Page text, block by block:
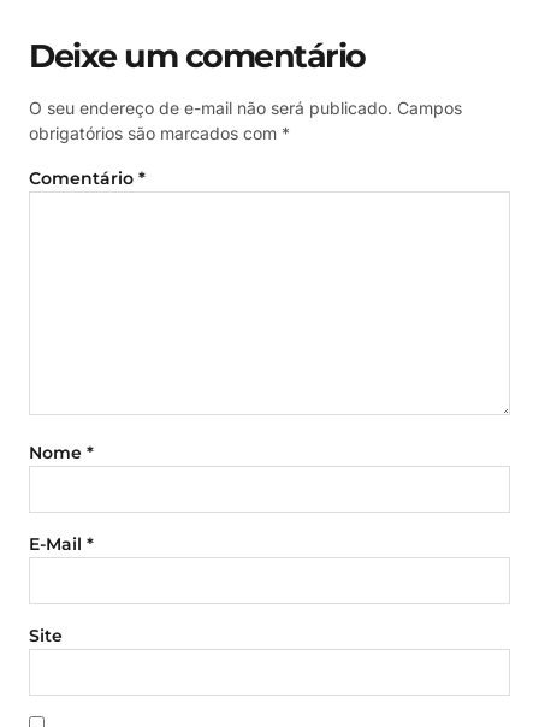
Deixe um comentário
O seu endereço de e-mail não será publicado. Campos
obrigatórios são marcados com *
Comentário *
Nome *
E-Mail *
Site